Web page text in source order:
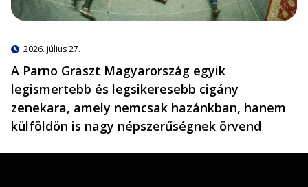
2026. július 27.
A Parno Graszt Magyarország egyik
legismertebb és legsikeresebb cigány
zenekara, amely nemcsak hazánkban, hanem
külföldön is nagy népszerűségnek örvend